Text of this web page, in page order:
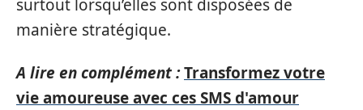
surtout lorsqu’elles sont disposées de
manière stratégique.
A lire en complément :Transformez votre
vie amoureuse avec ces SMS d'amour